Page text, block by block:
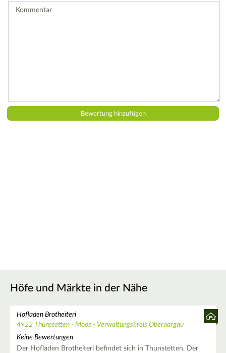
Höfe und Märkte in der Nähe
Hofladen Brotheiteri
4922 Thunstetten - Moos - Verwaltungskreis Oberaargau
Keine Bewertungen
Der Hofladen Brotheiteri befindet sich in Thunstetten. Der